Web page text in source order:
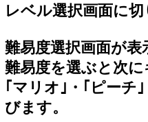
レベル選択画面に
難易度選択画面が
難易度を選ぶと次
｢マリオ｣・｢ピーチ
びます。